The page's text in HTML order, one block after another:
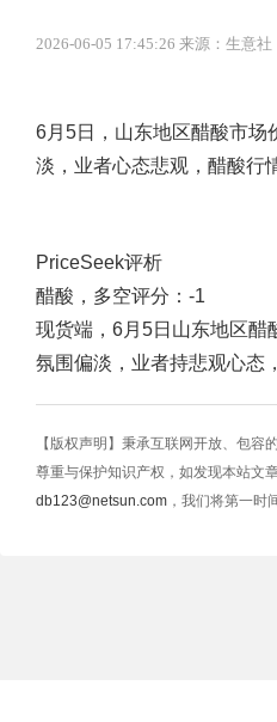
2026-06-05 17:45:26 来源：生意社
6月5日，山东地区醋酸市场
淡，业者心态悲观，醋酸行
PriceSeek评析
醋酸，多空评分：-1
现货端，6月5日山东地区醋
氛围偏淡，业者持悲观心态
【版权声明】秉承互联网开放、包
尊重与保护知识产权，如发现本站文
db123@netsun.com ，我们将第一时